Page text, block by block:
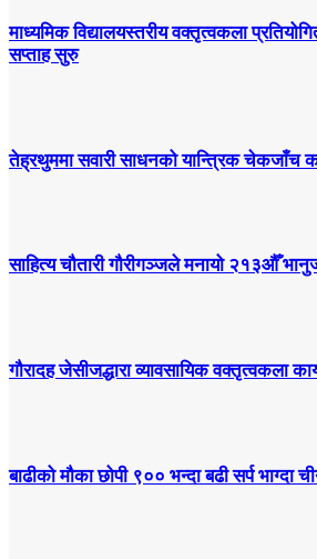
माध्यमिक विद्यालयस्तरीय वक्तृत्वकला
सप्ताह सुरु
तेह्रथुममा सवारी साधनको यान्त्रिक चेकजाँच
साहित्य चौतारी गौरीगञ्जले मनायो २१३औँ
गौरादह जेसीजद्धारा व्यावसायिक वक्तृत्वकला
बाढीको मौका छोपी ९०० भन्दा बढी सर्प भाग्दा